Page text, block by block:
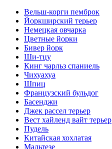
Вельш-корги пемброк
Йоркширский терьер
Немецкая овчарка
Цветные йорки
Бивер йopк
Ши-тцу
Кинг чарльз спаниель
Чихуахуа
Шпиц
Французский бульдог
Басенджи
Джек рассел терьер
Вест хайленд вайт терьер
Пудель
Китайская хохлатая
Мальтезе